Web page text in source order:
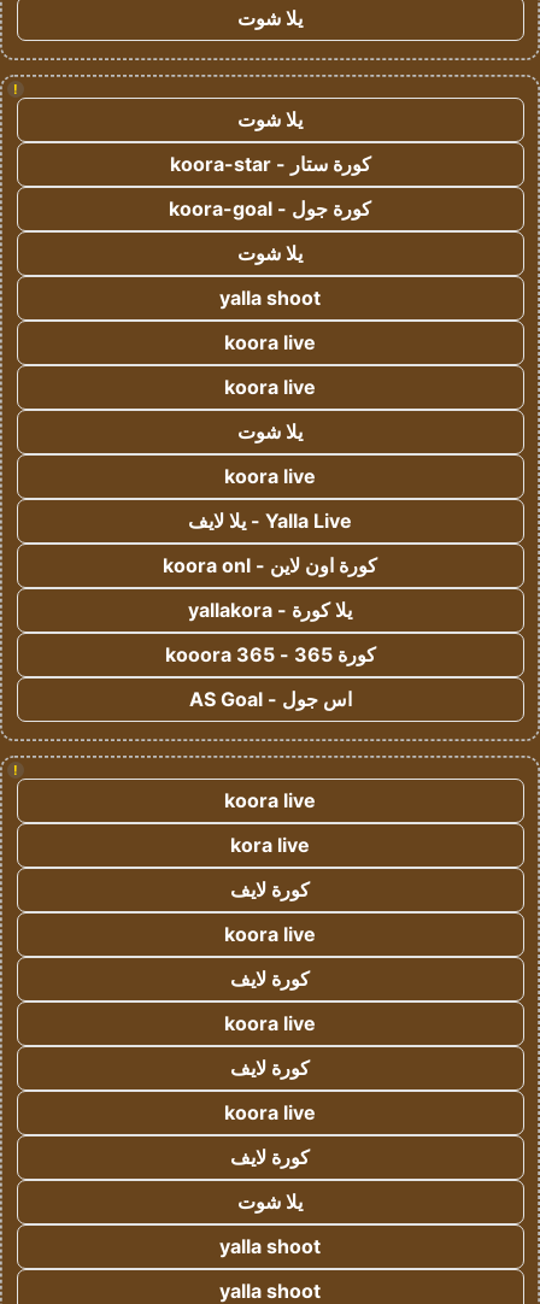
يلا شوت
!
يلا شوت
كورة ستار - koora-star
كورة جول - koora-goal
يلا شوت
yalla shoot
koora live
koora live
يلا شوت
koora live
Yalla Live - يلا لايف
كورة اون لاين - koora onl
يلا كورة - yallakora
كورة 365 - kooora 365
اس جول - AS Goal
!
koora live
kora live
كورة لايف
koora live
كورة لايف
koora live
كورة لايف
koora live
كورة لايف
يلا شوت
yalla shoot
yalla shoot